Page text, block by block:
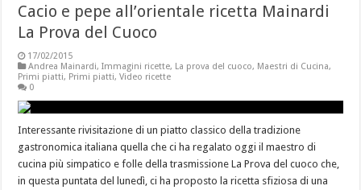
Cacio e pepe all’orientale ricetta Mainardi
La Prova del Cuoco
17/02/2015
Andrea Mainardi,Immagini ricette, La prova del cuoco, Maestri di Cucina,
Primi piatti, Primi piatti,Video ricette
0
Interessante rivisitazione di un piatto classico della tradizione
gastronomica italiana quella che ci ha regalato oggi il maestro di
cucina più simpatico e folle della trasmissione La Prova del cuoco che,
in questa puntata del lunedì, ci ha proposto la ricetta sfiziosa di una